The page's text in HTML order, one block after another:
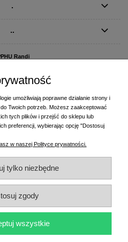
.
..
Randi
77 (wjazd od ul. Plażowej)
31 80
- centrala
i drukowanie etykiet
drukowanie etykiet,
i doradztwo techniczne,biuro@randi.pl
umożliwiają poprawne działanie strony i
Twoich potrzeb. Możesz zaakceptować
tych plików i przejść do sklepu lub
preferencji, wybierając opcję "Dostosuj
w naszej Polityce prywatności.
tylko niezbędne
zgody
wszystkie